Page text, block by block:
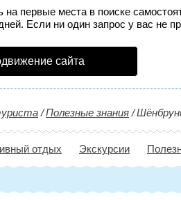
на первые места в поиске
Если ни один запрос у вас не
сайта
/Полезные знания /
отдых Экскурсии